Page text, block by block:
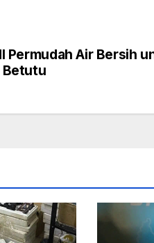
Permudah Air Bersih
Betutu